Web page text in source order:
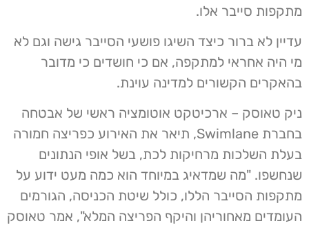
מתקפות סייבר אלו.
עדיין לא ברור כיצד השיגו פושעי הסייבר גישה וגם לא
מי היה אחראי למתקפה, אם כי חושדים כי מדובר
בהאקרים הקשורים למדינה עוינת.
ניק טאוסק – ארכיטקט אוטומציה ראשי של אבטחה
בחברת Swimlane, תיאר את האירוע כפריצה חמורה
בעלת השלכות מרחיקות לכת, בשל אופי הנתונים
שנחשפו. "מה שמדאיג במיוחד הוא כמה מעט ידוע על
מתקפות הסייבר הללו, כולל שיטת הכניסה, הגורמים
העומדים מאחוריהן והיקף הפריצה המלא", אמר טאוסק